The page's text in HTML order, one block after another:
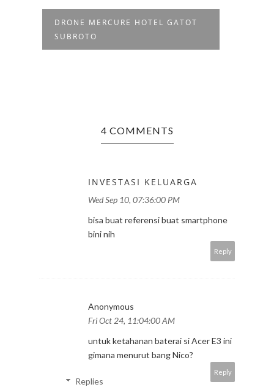
TIPS MEMOTRET ORANG SAAT
TRAVELING.
4 COMMENTS
INVESTASI KELUARGA
Wed Sep 10, 07:36:00 PM
bisa buat referensi buat smartphone
bini nih
Reply
Anonymous
Fri Oct 24, 11:04:00 AM
untuk ketahanan baterai si Acer E3 ini
gimana menurut bang Nico?
Reply
Replies